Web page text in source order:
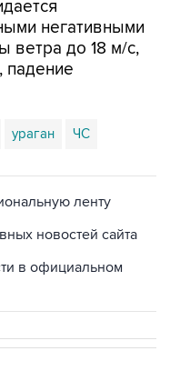
негативными
ветра до 18 м/с,
падение
ураган ЧС
ленту
новостей сайта
в официальном